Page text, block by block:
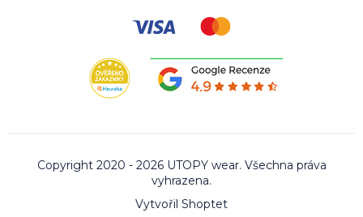
Vytvořil Shoptet
Copyright 2020 - 2026 UTOPY wear. Všechna práva
vyhrazena.